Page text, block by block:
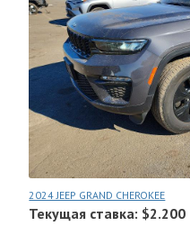
2024 JEEP GRAND CHEROKEE
Текущая ставка: $2.200